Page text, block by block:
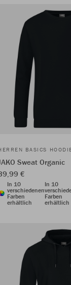
BASICS
Sweat Organic
€
In 10
verschiedenen
Farben
erhältlich
In 10
Farben
erhältlich